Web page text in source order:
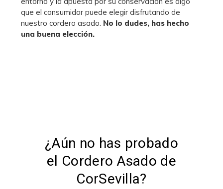
que el consumidor puede elegir disfrutando de
nuestro cordero asado. No lo dudes, has hecho
una buena elección.
¿Aún no has probado
el Cordero Asado de
CorSevilla?